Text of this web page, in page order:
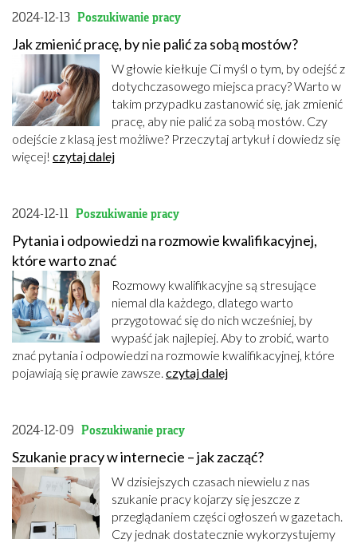
2024-12-13 Poszukiwanie pracy
Jak zmienić pracę, by nie palić za sobą mostów?
W głowie kiełkuje Ci myśl o tym, by odejść z
dotychczasowego miejsca pracy? Warto w
takim przypadku zastanowić się, jak zmienić
pracę, aby nie palić za sobą mostów. Czy
odejście z klasą jest możliwe? Przeczytaj artykuł i dowiedz się
więcej! czytaj dalej
2024-12-11 Poszukiwanie pracy
Pytania i odpowiedzi na rozmowie kwalifikacyjnej,
które warto znać
Rozmowy kwalifikacyjne są stresujące
niemal dla każdego, dlatego warto
przygotować się do nich wcześniej, by
wypaść jak najlepiej. Aby to zrobić, warto
znać pytania i odpowiedzi na rozmowie kwalifikacyjnej, które
pojawiają się prawie zawsze. czytaj dalej
2024-12-09 Poszukiwanie pracy
Szukanie pracy w internecie – jak zacząć?
W dzisiejszych czasach niewielu z nas
szukanie pracy kojarzy się jeszcze z
przeglądaniem części ogłoszeń w gazetach.
Czy jednak dostatecznie wykorzystujemy